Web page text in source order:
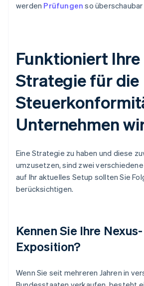
werden Prüfungen so
Funktioniert Ihre
Strategie für die
Unternehmen
Eine Strategie zu haben und diese
umzusetzen, sind zwei verschiedene
auf Ihr aktuelles Setup sollten Sie
berücksichtigen.
Kennen Sie Ihre Nexus-
Exposition?
Wenn Sie seit mehreren Jahren in